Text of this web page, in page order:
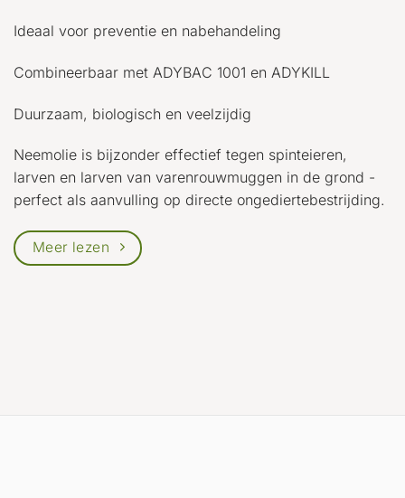
Ideaal voor preventie en nabehandeling
Combineerbaar met ADYBAC 1001 en ADYKILL
Duurzaam, biologisch en veelzijdig
Neemolie is bijzonder effectief tegen spinteieren,
larven en larven van varenrouwmuggen in de grond -
perfect als aanvulling op directe ongediertebestrijding.
Meer lezen